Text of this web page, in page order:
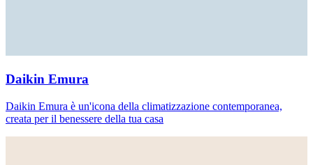
Daikin Emura
Daikin Emura è un'icona della climatizzazione contemporanea,
creata per il benessere della tua casa